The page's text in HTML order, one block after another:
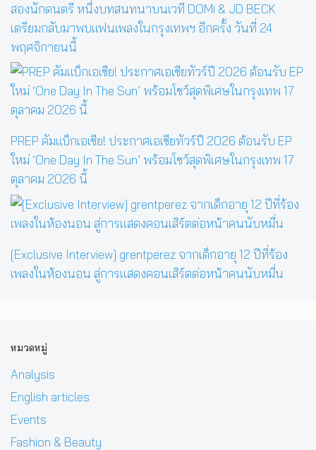
สองนักดนตรี หนึ่งบทสนทนาบนเวที DOMi & JD BECK
เตรียมกลับมาพบแฟนเพลงในกรุงเทพฯ อีกครั้ง วันที่ 24
พฤศจิกายนนี้
PREP คัมแบ็กเอเชีย! ประกาศเอเชียทัวร์ปี 2026 ต้อนรับ EP
ใหม่ ‘One Day In The Sun’ พร้อมโชว์สุดพิเศษในกรุงเทพ 17
ตุลาคม 2026 นี้
[Exclusive Interview] grentperez จากเด็กอายุ 12 ปีที่ร้อง
เพลงในห้องนอน สู่การแสดงคอนเสิร์ตต่อหน้าคนนับหมื่น
หมวดหมู่
Analysis
English articles
Events
Fashion & Beauty